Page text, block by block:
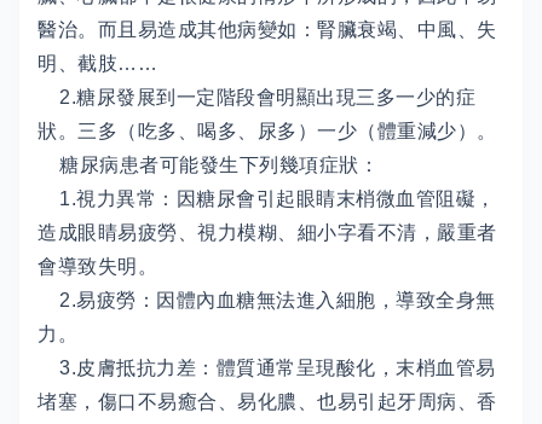
醫治。而且易造成其他病變如：腎臟衰竭、中風、失
明、截肢……
2.糖尿發展到一定階段會明顯出現三多一少的症
狀。三多（吃多、喝多、尿多）一少（體重減少）。
糖尿病患者可能發生下列幾項症狀：
1.視力異常：因糖尿會引起眼睛末梢微血管阻礙，
造成眼睛易疲勞、視力模糊、細小字看不清，嚴重者
會導致失明。
2.易疲勞：因體內血糖無法進入細胞，導致全身無
力。
3.皮膚抵抗力差：體質通常呈現酸化，末梢血管易
堵塞，傷口不易癒合、易化膿、也易引起牙周病、香